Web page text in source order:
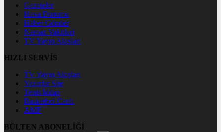
Gazeteler
Hava Durumu
Haber Gönder
Namaz Vakitleri
TV Yayın Akışları
HIZLI SERVİS
TV Yayın Akışları
Yazarlar Site
Tenis İddaa
Basketbol Canlı
AMP
BÜLTEN ABONELİĞİ